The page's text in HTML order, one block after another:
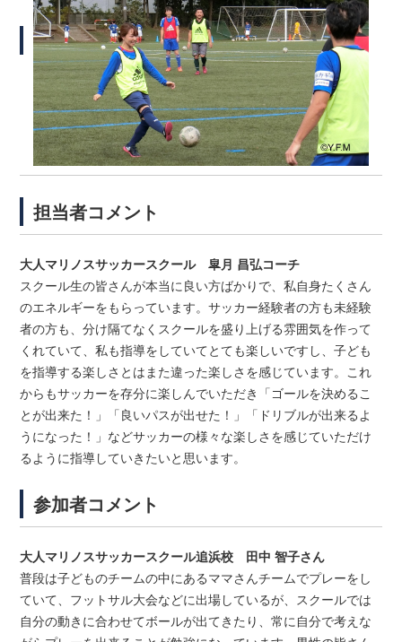
担当者コメント
大人マリノスサッカースクール 皐月 昌弘コーチ
スクール生の皆さんが本当に良い方ばかりで、私自身たくさん
のエネルギーをもらっています。サッカー経験者の方も未経験
者の方も、分け隔てなくスクールを盛 り上げる雰囲気を作って
くれていて、私も指導をしていてとても楽 しいですし、子ども
を指導する楽しさとはまた違った楽しさを感じています。これ
からもサッカーを存分に楽しんでいただき「ゴールを決めるこ
とが出来た！」「良いパスが出せた！」「ドリブルが出来るよ
うになった！」などサッカーの様々な楽しさを感じていただけ
るように指導していきたいと思います。
参加者コメント
大人マリノスサッカースクール追浜校 田中 智子さん
普段は子どものチームの中にあるママさんチームでプレーをし
ていて、フットサル大会などに出場しているが、スクールでは
自分の動きに合わせてボールが出てきたり、常に自分で考えな